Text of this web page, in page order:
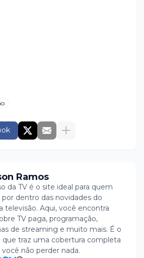
Ramos
da TV é o site ideal para quem
por dentro das novidades do
televisão. Aqui, você encontra
TV paga, programação,
de streaming e muito mais. É o
que traz uma cobertura completa
você não perder nada.